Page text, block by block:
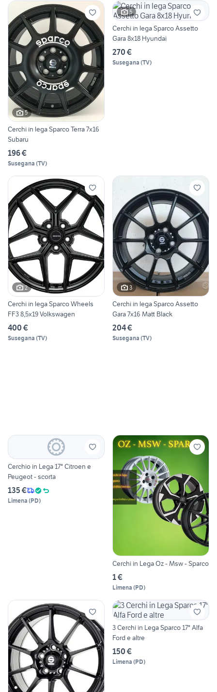
5
Cerchi in lega Sparco Terra 7x16
Subaru
196 €
Susegana (TV)
5
Cerchi in lega Sparco Assetto
Gara 8x18 Hyundai
270 €
Susegana (TV)
2
Cerchi in lega Sparco Wheels
FF3 8,5x19 Volkswagen
400 €
Susegana (TV)
3
Cerchi in lega Sparco Assetto
Gara 7x16 Matt Black
204 €
Susegana (TV)
Cerchio in Lega 17" Citroen e
Peugeot - scorta
135 €
Limena (PD)
Cerchi in Lega Oz - Msw - Sparco
1 €
Limena (PD)
3 Cerchi in Lega Sparco 17" Alfa
Ford e altre
150 €
Limena (PD)